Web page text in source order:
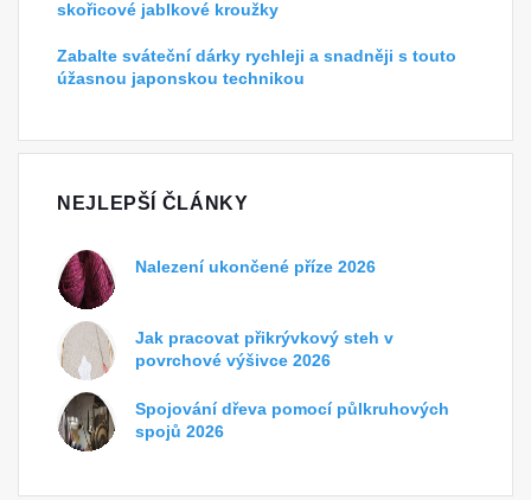
skořicové jablkové kroužky
Zabalte sváteční dárky rychleji a snadněji s touto
úžasnou japonskou technikou
NEJLEPŠÍ ČLÁNKY
Nalezení ukončené příze 2026
Jak pracovat přikrývkový steh v
povrchové výšivce 2026
Spojování dřeva pomocí půlkruhových
spojů 2026